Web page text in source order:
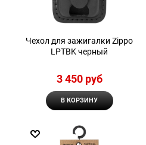
Чехол для зажигалки Zippo
LPTBK черный
3 450 руб
В КОРЗИНУ